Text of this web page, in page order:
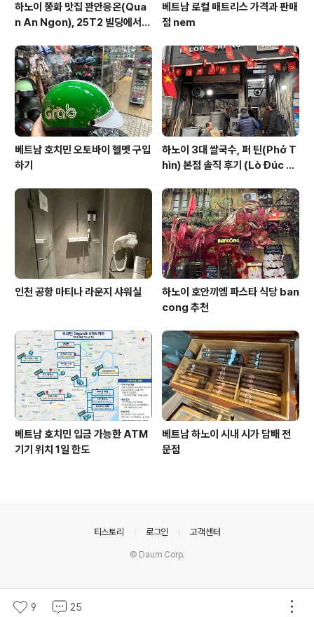
하노이 쭝화 맛집 꽌안응온(Qua
n An Ngon), 25T2 빌딩에서
베트남 로컬 매트리스 가격과 판매
점 nem
베트남 호치민 오토바이 헬멧 구입
하기
하노이 3대 쌀국수, 퍼 틴(Phở T
hìn) 본점 솔직 후기 (Lò Đúc 거
인천 공항 마티나 라운지 샤워실
하노이 호안끼엠 파스타 식당 ban
cong 추천
베트남 호치민 입금 가능한 ATM
기기 위치 1일 한도
베트남 하노이 시내 시가 담배 전
문점
9 25
티스토리 로그인 고객센터
© Daum Corp.